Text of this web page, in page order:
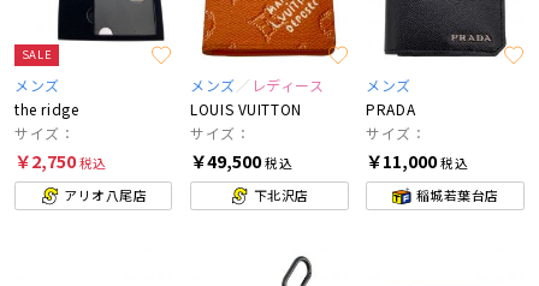
SALE
メンズ
the ridge
サイズ：
￥2,750税込
アリオ八尾店
メンズ
レディース
LOUIS VUITTON
サイズ：
￥49,500税込
下北沢店
メンズ
PRADA
サイズ：
￥11,000税込
稲城若葉台店